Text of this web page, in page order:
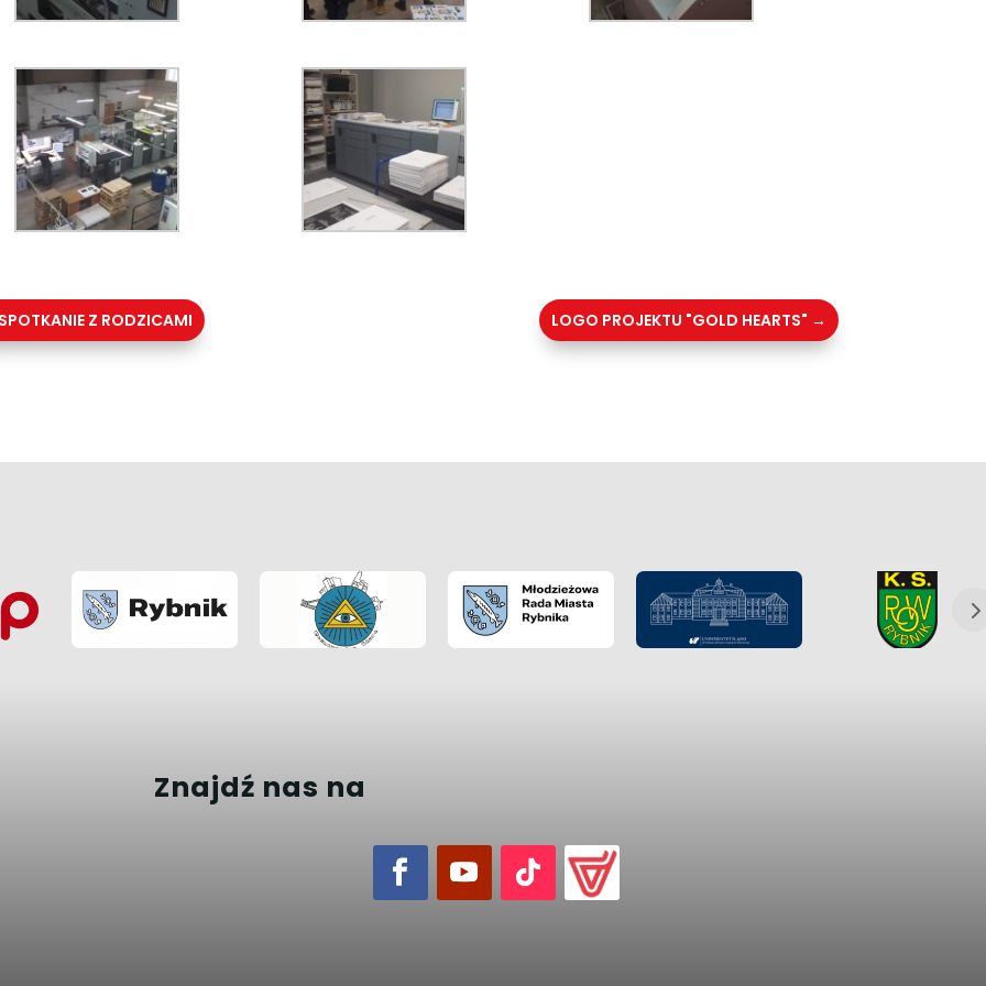
Z RODZICAMI LOGO PROJEKTU "GOLD HEARTS" →
Znajdź nas na